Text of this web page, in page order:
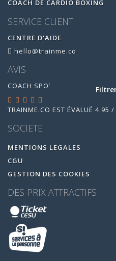
COACH DE CARDIO BOXING
SERVICE CLIENT
CENTRE D'AIDE
hello@trainme.co
AVIS
COACH SPORTIF À DOMICILE
TRAINME.CO EST ÉVALUÉ 4.95 /
SOCIETE
MENTIONS LEGALES
CGU
GESTION DES COOKIES
DES PRIX ATTRACTIFS